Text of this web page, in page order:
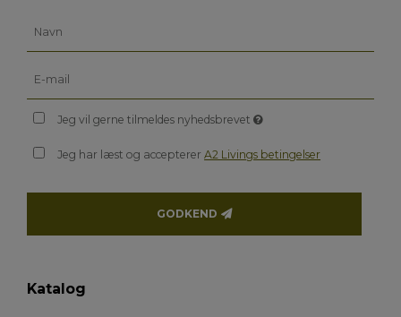
Jeg vil gerne tilmeldes nyhedsbrevet
Jeg har læst og acceptererA2 Livings betingelser
GODKEND
Katalog